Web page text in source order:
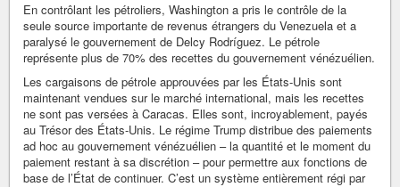
En contrôlant les pétroliers, Washington a pris le contrôle de la
seule source importante de revenus étrangers du Venezuela et a
paralysé le gouvernement de Delcy Rodríguez. Le pétrole
représente plus de 70% des recettes du gouvernement vénézuélien.
Les cargaisons de pétrole approuvées par les États-Unis sont
maintenant vendues sur le marché international, mais les recettes
ne sont pas versées à Caracas. Elles sont, incroyablement, payés
au Trésor des États-Unis. Le régime Trump distribue des paiements
ad hoc au gouvernement vénézuélien – la quantité et le moment du
paiement restant à sa discrétion – pour permettre aux fonctions de
base de l’État de continuer. C’est un système entièrement régi par